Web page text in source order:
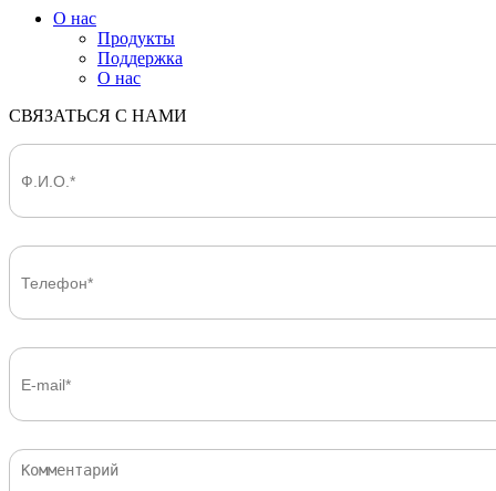
О нас
Продукты
Поддержка
О нас
СВЯЗАТЬСЯ С НАМИ